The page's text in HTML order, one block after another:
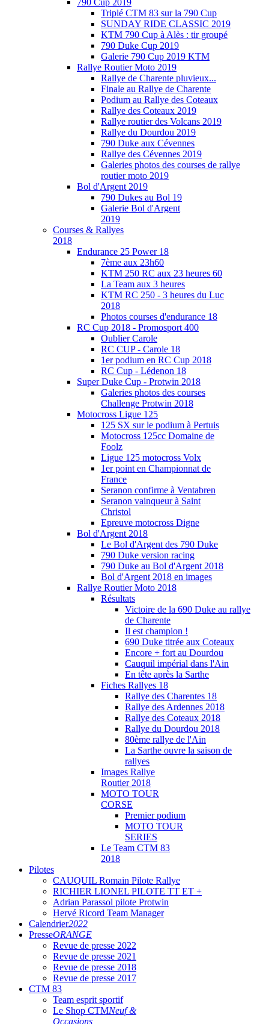
790 Cup 2019
Triplé CTM 83 sur la 790 Cup
SUNDAY RIDE CLASSIC 2019
KTM 790 Cup à Alès : tir groupé
790 Duke Cup 2019
Galerie 790 Cup 2019 KTM
Rallye Routier Moto 2019
Rallye de Charente pluvieux...
Finale au Rallye de Charente
Podium au Rallye des Coteaux
Rallye des Coteaux 2019
Rallye routier des Volcans 2019
Rallye du Dourdou 2019
790 Duke aux Cévennes
Rallye des Cévennes 2019
Galeries photos des courses de rallye
routier moto 2019
Bol d'Argent 2019
790 Dukes au Bol 19
Galerie Bol d'Argent
2019
Courses & Rallyes
2018
Endurance 25 Power 18
7ème aux 23h60
KTM 250 RC aux 23 heures 60
La Team aux 3 heures
KTM RC 250 - 3 heures du Luc
2018
Photos courses d'endurance 18
RC Cup 2018 - Promosport 400
Oublier Carole
RC CUP - Carole 18
1er podium en RC Cup 2018
RC Cup - Lédenon 18
Super Duke Cup - Protwin 2018
Galeries photos des courses
Challenge Protwin 2018
Motocross Ligue 125
125 SX sur le podium à Pertuis
Motocross 125cc Domaine de
Foolz
Ligue 125 motocross Volx
1er point en Championnat de
France
Seranon confirme à Ventabren
Seranon vainqueur à Saint
Christol
Epreuve motocross Digne
Bol d'Argent 2018
Le Bol d'Argent des 790 Duke
790 Duke version racing
790 Duke au Bol d'Argent 2018
Bol d'Argent 2018 en images
Rallye Routier Moto 2018
Résultats
Victoire de la 690 Duke au rallye
de Charente
Il est champion !
690 Duke titrée aux Coteaux
Encore + fort au Dourdou
Cauquil impérial dans l'Ain
En tête après la Sarthe
Fiches Rallyes 18
Rallye des Charentes 18
Rallye des Ardennes 2018
Rallye des Coteaux 2018
Rallye du Dourdou 2018
80ème rallye de l'Ain
La Sarthe ouvre la saison de
rallyes
Images Rallye
Routier 2018
MOTO TOUR
CORSE
Premier podium
MOTO TOUR
SERIES
Le Team CTM 83
2018
Pilotes
CAUQUIL Romain Pilote Rallye
RICHIER LIONEL PILOTE TT ET +
Adrian Parassol pilote Protwin
Hervé Ricord Team Manager
Calendrier2022
PresseORANGE
Revue de presse 2022
Revue de presse 2021
Revue de presse 2018
Revue de presse 2017
CTM 83
Team esprit sportif
Le Shop CTMNeuf &
Occasions